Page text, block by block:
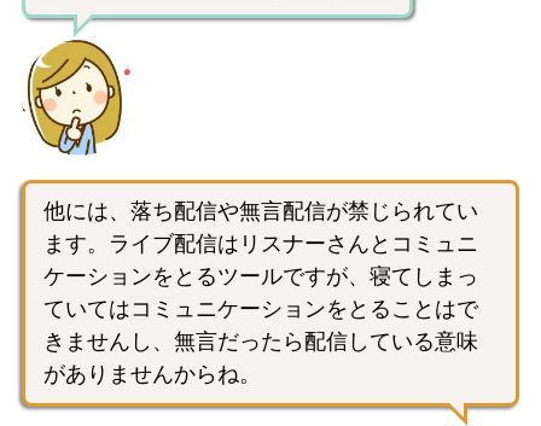
他には、落ち配信や無言配信が禁じられてい
ます。ライブ配信はリスナーさんとコミュニ
ケーションをとるツールですが、寝てしまっ
ていてはコミュニケーションをとることはで
きませんし、無言だったら配信している意味
がありませんからね。